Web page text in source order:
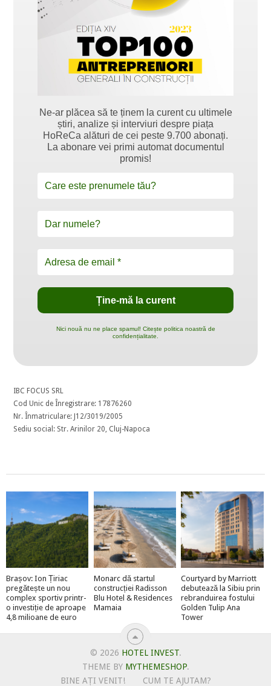
Ne-ar plăcea să te ținem la curent cu ultimele
știri, analize și interviuri despre piața
HoReCa alături de cei peste 9.700 abonați.
La abonare vei primi automat documentul
promis!
Nici nouă nu ne place spamul! Citește politica noastră de
confidențialitate.
IBC FOCUS SRL
Cod Unic de Înregistrare: 17876260
Nr. Înmatriculare: J12/3019/2005
Sediu social: Str. Arinilor 20, Cluj-Napoca
Brașov: Ion Țiriac
pregătește un nou
complex sportiv printr-
o investiție de aproape
4,8 milioane de euro
Monarc dă startul
construcției Radisson
Blu Hotel & Residences
Mamaia
Courtyard by Marriott
debutează la Sibiu prin
rebranduirea fostului
Golden Tulip Ana
Tower
© 2026 HOTEL INVEST.
THEME BY MYTHEMESHOP.
BINE AȚI VENIT!
CUM TE AJUTAM?